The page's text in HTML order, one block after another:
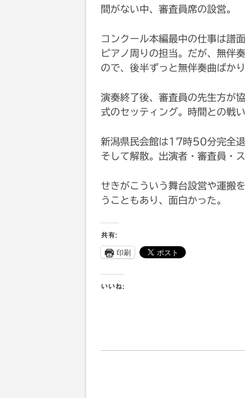
間がない中、審査員席の設営。
コンクール本編最中の仕事は譜
ピアノ周りの担当。だが、無伴
ので、後半ずっと無伴奏曲ばか
演奏終了後、審査員の先生方が
式のセッティング。時間との戦い
新潟県民会館は17時50分完全退
そして解散。出演者・審査員・
せきがこういう舞台設営や運搬
うこともあり、面白かった。
共有:
印刷
いいね: